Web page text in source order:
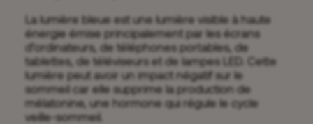
La lumière bleue est une lumière visible à haute
énergie émise principalement par les écrans
d’ordinateurs, de téléphones portables, de
tablettes, de téléviseurs et de lampes LED. Cette
lumière peut avoir un impact négatif sur le
sommeil car elle supprime la production de
mélatonine, une hormone qui régule le cycle
veille-sommeil.